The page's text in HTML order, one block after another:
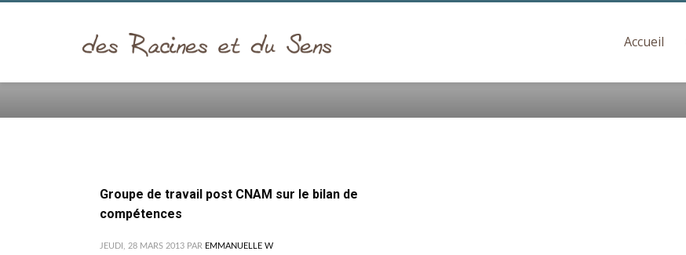
Accueil
ACCUEIL 2013 MARS
Groupe de travail post CNAM sur le bilan de
compétences
JEUDI, 28 MARS 2013 PAR EMMANUELLE W